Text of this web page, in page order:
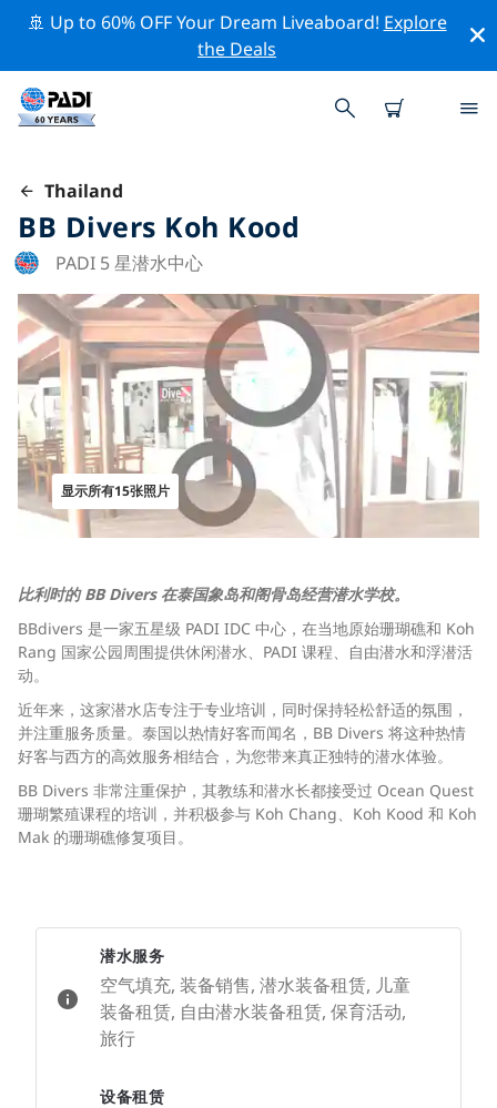
🚢 Up to 60% OFF Your Dream Liveaboard! Explore
the Deals
Thailand
BB Divers Koh Kood
PADI 5 星潜水中心
显示所有15张照片
比利时的 BB Divers 在泰国象岛和阁骨岛经营潜水学校。
BBdivers 是一家五星级 PADI IDC 中心，在当地原始珊瑚礁和 Koh
Rang 国家公园周围提供休闲潜水、PADI 课程、自由潜水和浮潜活
动。
近年来，这家潜水店专注于专业培训，同时保持轻松舒适的氛围，
并注重服务质量。泰国以热情好客而闻名，BB Divers 将这种热情
好客与西方的高效服务相结合，为您带来真正独特的潜水体验。
BB Divers 非常注重保护，其教练和潜水长都接受过 Ocean Quest
珊瑚繁殖课程的培训，并积极参与 Koh Chang、Koh Kood 和 Koh
Mak 的珊瑚礁修复项目。
潜水服务
空气填充, 装备销售, 潜水装备租赁, 儿童
装备租赁, 自由潜水装备租赁, 保育活动,
旅行
设备租赁